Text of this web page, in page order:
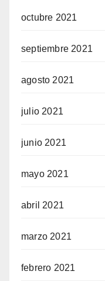
octubre 2021
septiembre 2021
agosto 2021
julio 2021
junio 2021
mayo 2021
abril 2021
marzo 2021
febrero 2021